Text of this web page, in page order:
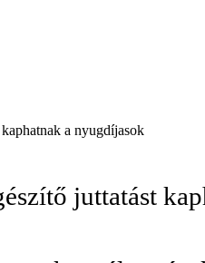
a nyugdíjasok
juttatást